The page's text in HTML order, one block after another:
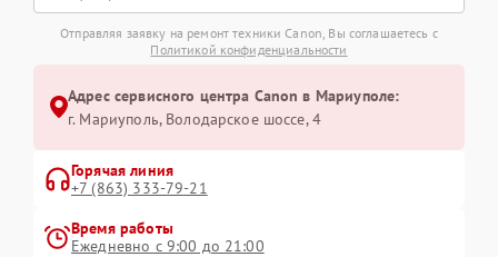
Отправляя заявку на ремонт техники Canon, Вы соглашаетесь с
Политикой конфиденциальности
Адрес сервисного центра Canon в Мариуполе:
г. Мариуполь, Володарское шоссе, 4
Горячая линия
+7 (863) 333-79-21
Время работы
Ежедневно с 9:00 до 21:00